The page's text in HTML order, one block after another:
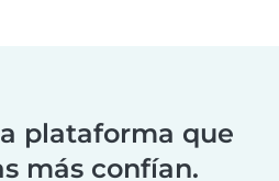
plataforma que
más confían.